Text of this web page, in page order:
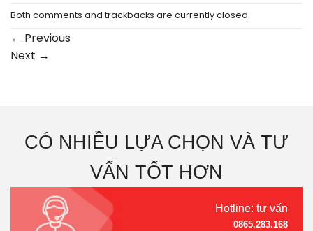
Both comments and trackbacks are currently closed.
← Previous
Next →
CÓ NHIỀU LỰA CHỌN VÀ TƯ
VẤN TỐT HƠN
Hotline: tư vấn
0865.283.168